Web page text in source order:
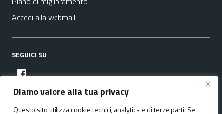
Diamo valore alla tua privacy
Questo sito utilizza cookie tecnici, analytics e di terze parti. Se
Accedi alla webmail
SEGUICI SU
facebook